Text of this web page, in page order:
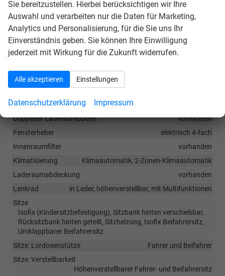
Müdigkeitserkennung , Tire-Mobility-Set,
Außenspiegel elektrisch anklappbar, Lenksäule
verstellbar, Vordersitze höhenverstellbar,
Rücksitzlehne geteilt umklappbar,
Multifunktions-
Innen
Armlehnen
Doppelter Laderaumboden
vorhanden
Fensterheber
elektrisch 4-fach
Innenraumfilter
vorhanden
Klimatisierung
Klimaautomatik, 2-Zonen-Klimaautomatik
Laderaumabdeckung
vorhanden
Lenkrad
in Leder, höhenverstellbar, mit Multifunktionen
Sitze
Isofix (Kindersitzbefestigung), Sitzbank hinten verschiebbar,
Rücksitzbank hinten geteilt, Sitzheizung, Isofix Beifahrersitz,
Umklappbarer Beifahrersitz
Sitze: Lordosenstütze
Fahrer und Beifahrer
Sitze: Verstellbarkeit
Höhenverstellbarer Fahrer- und Beifahrersitz
Sie bereitzustellen. Hierbei berücksichtigen wir Ihre
Auswahl und verarbeiten nur die Daten für Marketing,
Analytics und Personalisierung, für die Sie uns Ihr
Einverständnis geben. Sie können Ihre Einwilligung
jederzeit mit Wirkung für die Zukunft widerrufen.
Alle akzeptieren Einstellungen
Datenschutzerklärung Impressum